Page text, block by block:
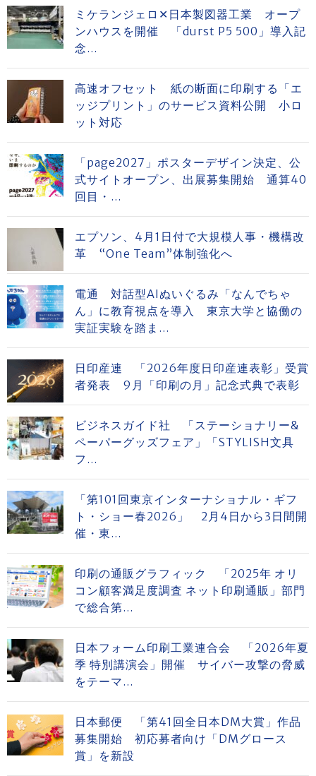
ミケランジェロ✕日本製図器工業 オープ
ンハウスを開催 「durst P5 500」導入記
念...
高速オフセット 紙の断面に印刷する「エ
ッジプリント」のサービス資料公開 小ロ
ット対応
「page2027」ポスターデザイン決定、公
式サイトオープン、出展募集開始 通算40
回目・...
エプソン、4月1日付で大規模人事・機構改
革 “One Team”体制強化へ
電通 対話型AIぬいぐるみ「なんでちゃ
ん」に教育視点を導入 東京大学と協働の
実証実験を踏ま...
日印産連 「2026年度日印産連表彰」受賞
者発表 9月「印刷の月」記念式典で表彰
ビジネスガイド社 「ステーショナリー&
ペーパーグッズフェア」「STYLISH文具
フ...
「第101回東京インターナショナル・ギフ
ト・ショー春2026」 2月4日から3日間開
催・東...
印刷の通販グラフィック 「2025年 オリ
コン顧客満足度調査 ネット印刷通販」部門
で総合第...
日本フォーム印刷工業連合会 「2026年夏
季 特別講演会」開催 サイバー攻撃の脅威
をテーマ...
日本郵便 「第41回全日本DM大賞」作品
募集開始 初応募者向け「DMグロース
賞」を新設